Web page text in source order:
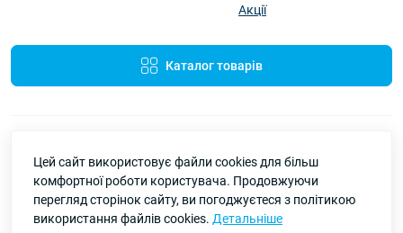
Акції
Каталог товарів
Pbay-Market — все для дому, роботи та відпочинку | Онлайн-
магазин України © 2026
Цей сайт використовує файли cookies для більш
комфортної роботи користувача. Продовжуючи
перегляд сторінок сайту, ви погоджуєтеся з політикою
використання файлів cookies. Детальніше